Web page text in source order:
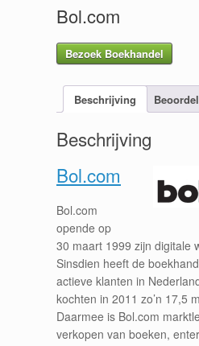
Bol.com
Bezoek Boekhandel
Beschrijving
Beschrijving
Bol.com
Bol.com
opende op
30 maart 1999 zijn digitale
Sinsdien heeft de
actieve klanten in
kochten in 2011 zo’n 17,5
Daarmee is Bol.com
verkopen van boeken,